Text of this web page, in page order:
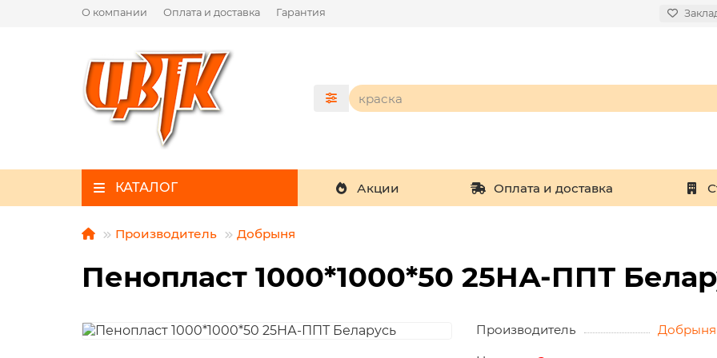
О компании Оплата и доставка Гарантия
КАТАЛОГ Акции Оплата и доставка
Производитель Добрыня
Пенопласт 1000*1000*50 25НА-ППТ
Производитель Добрыня